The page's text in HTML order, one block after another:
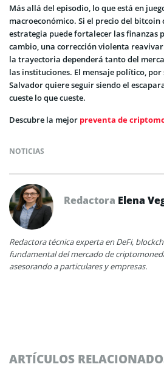
Más allá del episodio, lo que está en
macroeconómico. Si el precio del
estrategia puede fortalecer las finanzas
cambio, una corrección violenta
la trayectoria dependerá tanto del
las instituciones. El mensaje político,
Salvador quiere seguir siendo el
cueste lo que cueste.
Descubre la mejor preventa de
NOTICIAS
Redactora Elena
Redactora técnica experta en DeFi,
fundamental del mercado de
asesorando a particulares y empresas.
ARTÍCULOS